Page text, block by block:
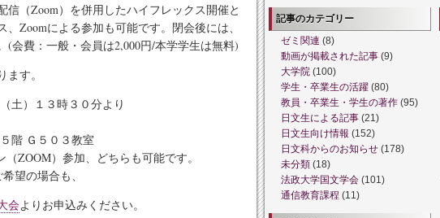
（Zoom）を併用したハイフレックス開催と
Zoomによる参加も可能です。閉会後には、
(会費：一般・会員は2,000円/本学学生は無料)
す。
）１３時３０分より
Ｇ５０３教室
）参加、どちらも可能です。
の場合も、
会よりお申込みください。
記事のカテゴリー
ゼミ関連 (8)
動画が掲載された記事 (9)
大学院 (100)
学生・卒業生の活躍 (80)
教員・卒業生・学生の著作 (95)
日文生による記事 (21)
日文生向け情報 (152)
日文科からのお知らせ (178)
未分類 (18)
法政大学国文学会 (101)
通信教育課程 (11)